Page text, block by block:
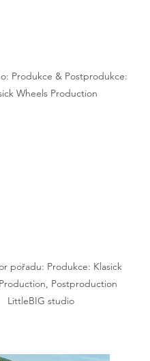
Produkce & Postprodukce:
Wheels Production
pořadu: Produkce: Klasick
Postproduction
LittleBIG studio